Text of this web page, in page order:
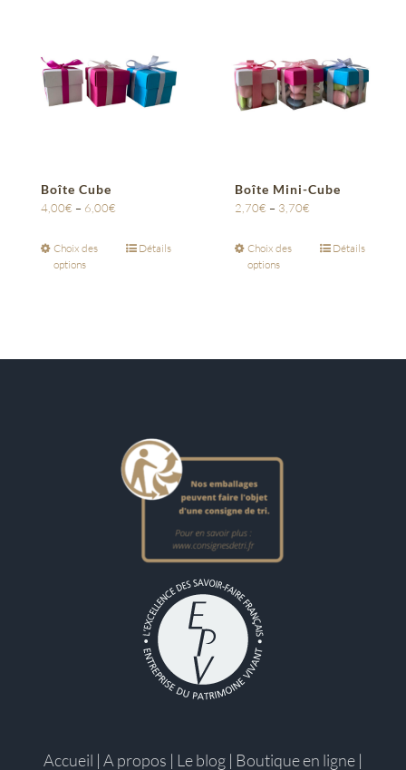
Boîte Cube
4,00€ – 6,00€
Choix des
options
Détails
Boîte Mini-Cube
2,70€ – 3,70€
Choix des
options
Détails
Accueil | A propos | Le blog | Boutique en ligne |